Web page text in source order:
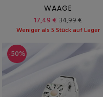
WAAGE
17,49 € 34,99 €
Weniger als 5 Stück auf Lager
-50%